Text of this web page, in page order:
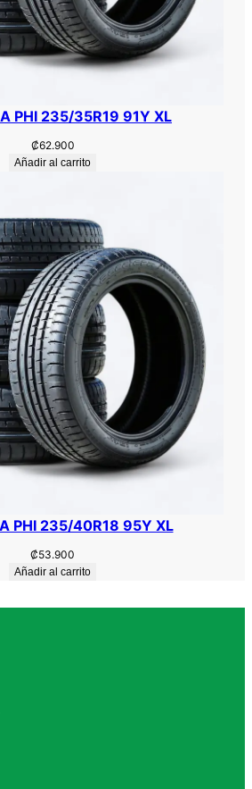
PHI 235/35R19 91Y XL
₡62.900
Añadir al carrito
PHI 235/40R18 95Y XL
₡53.900
Añadir al carrito